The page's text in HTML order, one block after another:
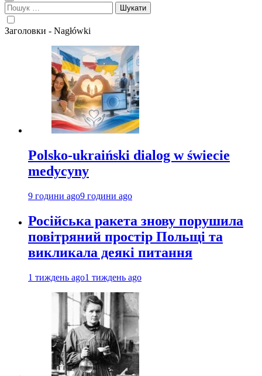
Пошук:
Заголовки - Nagłówki
Polsko-ukraiński dialog w świecie
medycyny
9 години ago9 години ago
Російська ракета знову порушила
повітряний простір Польщі та
викликала деякі питання
1 тиждень ago1 тиждень ago